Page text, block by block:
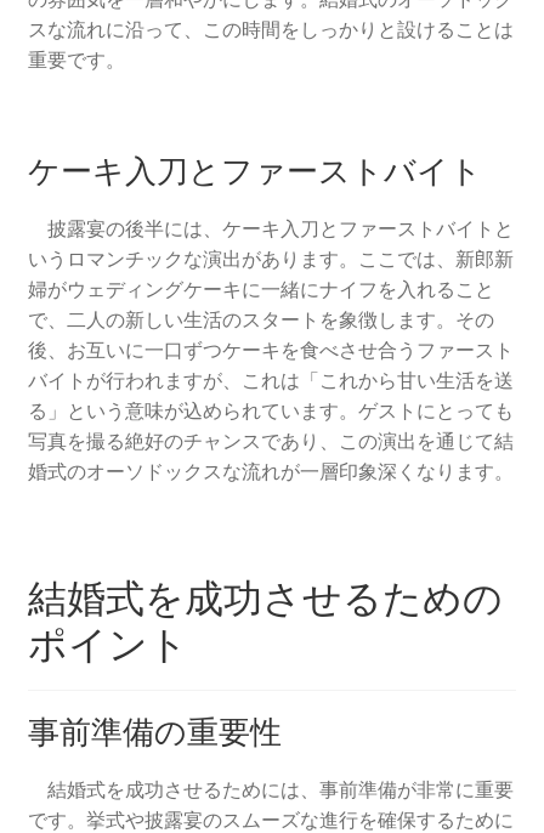
スな流れに沿って、この時間をしっかりと設けることは
重要です。
ケーキ入刀とファーストバイト
披露宴の後半には、ケーキ入刀とファーストバイトと
いうロマンチックな演出があります。ここでは、新郎新
婦がウェディングケーキに一緒にナイフを入れること
で、二人の新しい生活のスタートを象徴します。その
後、お互いに一口ずつケーキを食べさせ合うファースト
バイトが行われますが、これは「これから甘い生活を送
る」という意味が込められています。ゲストにとっても
写真を撮る絶好のチャンスであり、この演出を通じて結
婚式のオーソドックスな流れが一層印象深くなります。
結婚式を成功させるための
ポイント
事前準備の重要性
結婚式を成功させるためには、事前準備が非常に重要
です。挙式や披露宴のスムーズな進行を確保するために